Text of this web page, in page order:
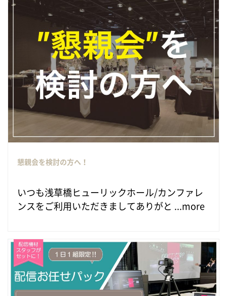
懇親会を検討の方へ！
いつも浅草橋ヒューリックホール/カンファレ
ンスをご利用いただきましてありがと ...more